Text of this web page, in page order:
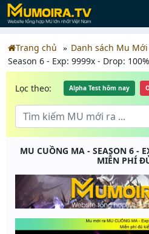
Trang chủ Danh sách Mu Mới
Season 6 - Exp: 9999x - Drop:
Lọc theo: Alpha Test hôm nay
MU CUỒNG MA - SEASON 6 -
MIỄN PHÍ